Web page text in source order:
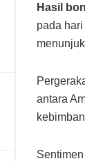
Hasil
pada
antara